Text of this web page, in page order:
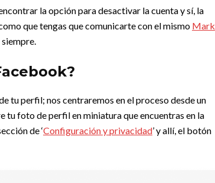
la opción para desactivar la cuenta y sí, la
que tengas que comunicarte con el mismo Mark
tu perfil; nos centraremos en el proceso desde un
foto de perfil en miniatura que encuentras en la
de ‘Configuración y privacidad’ y allí, el botón